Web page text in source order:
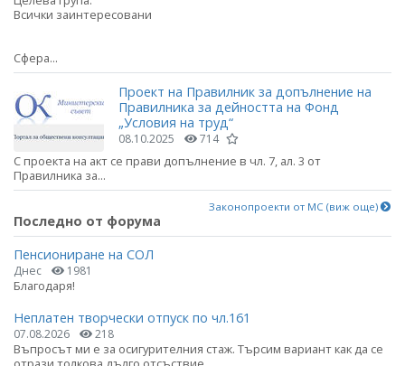
Всички заинтересовани
Сфера...
Проект на Правилник за допълнение на
Правилника за дейността на Фонд
„Условия на труд“
08.10.2025 714
С проекта на акт се прави допълнение в чл. 7, ал. 3 от
Правилника за...
Законопроекти от МС (виж още)
Последно от форума
Пенсиониране на СОЛ
Днес 1981
Благодаря!
Неплатен творчески отпуск по чл.161
07.08.2026 218
Въпросът ми е за осигурителния стаж. Търсим вариант как да се